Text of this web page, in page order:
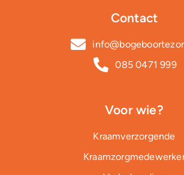
Voor wie?
Kraamverzorgende
Contact
085 0471 999